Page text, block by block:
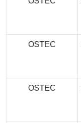
OSTEC
OSTEC